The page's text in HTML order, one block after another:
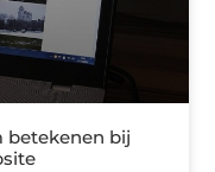
betekenen bij